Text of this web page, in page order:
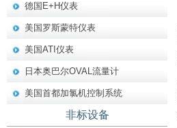
德国E+H仪表
美国罗斯蒙特仪表
美国ATI仪表
日本奥巴尔OVAL流量计
美国首都加氯机控制系统
非标设备